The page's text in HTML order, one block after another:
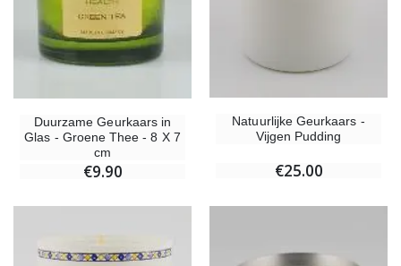
Duurzame Geurkaars in
Glas - Groene Thee - 8 X 7
cm
€9.90
Natuurlijke Geurkaars -
Vijgen Pudding
€25.00